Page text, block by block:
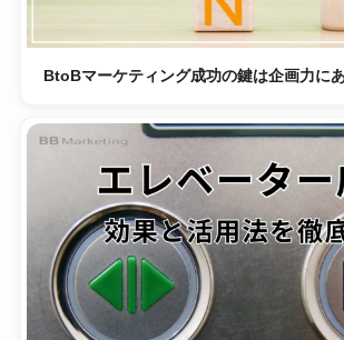
BtoBマーケティング成功の鍵は企画力に